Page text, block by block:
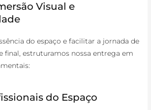
Visual e
do espaço e facilitar a jornada de
final, estruturamos nossa entrega em
do Espaço